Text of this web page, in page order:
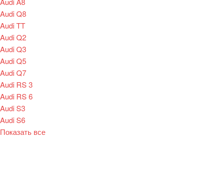
Audi Q8
Audi TT
Audi Q2
Audi Q3
Audi Q5
Audi Q7
Audi RS 3
Audi RS 6
Audi S3
Audi S6
Показать все